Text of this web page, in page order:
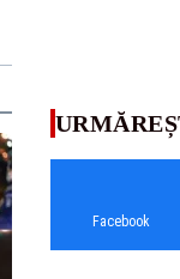
Facebook